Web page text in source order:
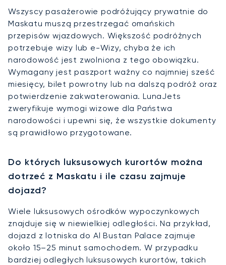
Wszyscy pasażerowie podróżujący prywatnie do
Maskatu muszą przestrzegać omańskich
przepisów wjazdowych. Większość podróżnych
potrzebuje wizy lub e-Wizy, chyba że ich
narodowość jest zwolniona z tego obowiązku.
Wymagany jest paszport ważny co najmniej sześć
miesięcy, bilet powrotny lub na dalszą podróż oraz
potwierdzenie zakwaterowania. LunaJets
zweryfikuje wymogi wizowe dla Państwa
narodowości i upewni się, że wszystkie dokumenty
są prawidłowo przygotowane.
Do których luksusowych kurortów można
dotrzeć z Maskatu i ile czasu zajmuje
dojazd?
Wiele luksusowych ośrodków wypoczynkowych
znajduje się w niewielkiej odległości. Na przykład,
dojazd z lotniska do Al Bustan Palace zajmuje
około 15–25 minut samochodem. W przypadku
bardziej odległych luksusowych kurortów, takich